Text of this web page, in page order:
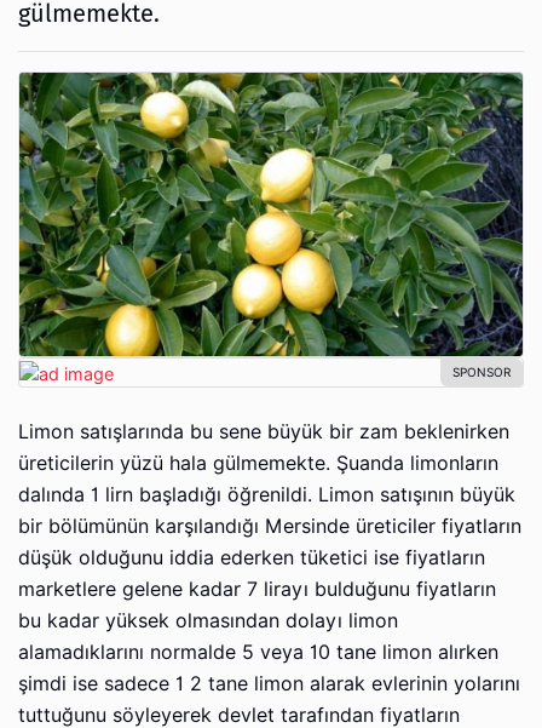
gülmemekte.
Limon satışlarında bu sene büyük bir zam beklenirken
üreticilerin yüzü hala gülmemekte. Şuanda limonların
dalında 1 lirn başladığı öğrenildi. Limon satışının büyük
bir bölümünün karşılandığı Mersinde üreticiler fiyatların
düşük olduğunu iddia ederken tüketici ise fiyatların
marketlere gelene kadar 7 lirayı bulduğunu fiyatların
bu kadar yüksek olmasından dolayı limon
alamadıklarını normalde 5 veya 10 tane limon alırken
şimdi ise sadece 1 2 tane limon alarak evlerinin yolarını
tuttuğunu söyleyerek devlet tarafından fiyatların